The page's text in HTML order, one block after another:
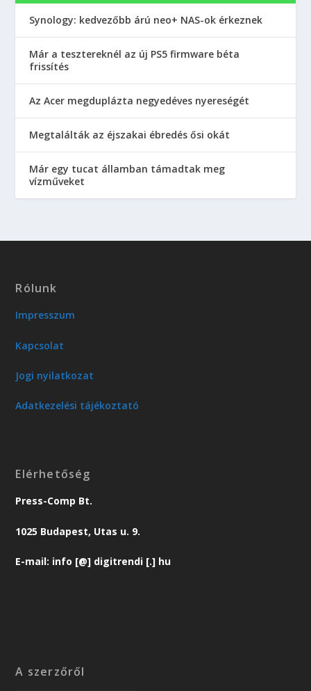
Synology: kedvezőbb árú neo+ NAS-ok érkeznek
Már a tesztereknél az új PS5 firmware béta
frissítés
Az Acer megduplázta negyedéves nyereségét
Megtalálták az éjszakai ébredés ősi okát
Már egy tucat államban támadtak meg
vízműveket
Rólunk
Impresszum
Kapcsolat
Jogi nyilatkozat
Adatkezelési tájékoztató
Elérhetőség
Press-Comp Bt.
1025 Budapest, Utas u. 9.
E-mail: info [@] digitrendi [.] hu
A szerzőről